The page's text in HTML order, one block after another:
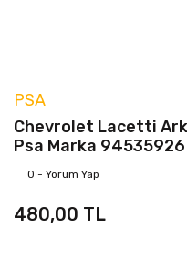
PSA
Chevrolet Lacetti
Psa Marka 94535926
0 - Yorum Yap
480,00 TL